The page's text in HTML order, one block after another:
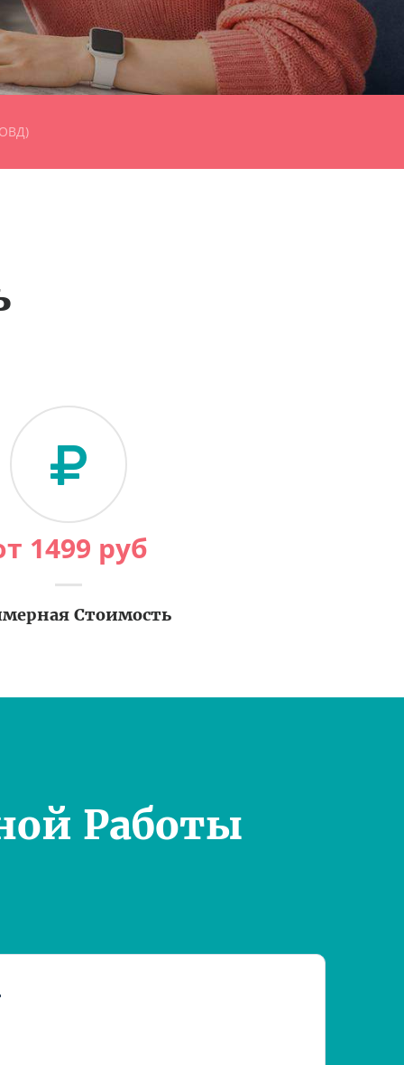
1499 руб
Стоимость
Работы